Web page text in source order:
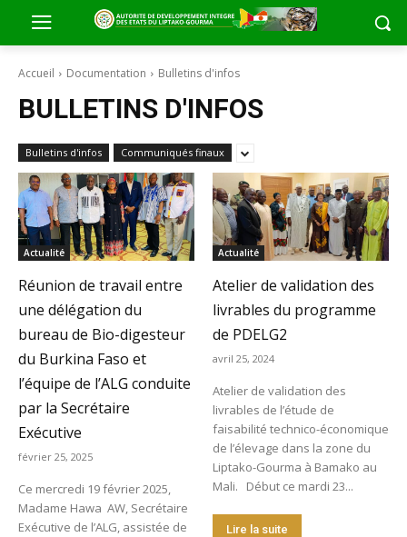
Accueil Documentation Bulletins d'infos
BULLETINS D'INFOS
Bulletins d'infos Communiqués finaux
Actualité
Réunion de travail entre
une délégation du
bureau de Bio-digesteur
du Burkina Faso et
l’équipe de l’ALG conduite
par la Secrétaire
Exécutive
février 25, 2025
Ce mercredi 19 février 2025,
Madame Hawa AW, Secrétaire
Exécutive de l’ALG, assistée de
Actualité
Atelier de validation des
livrables du programme
de PDELG2
avril 25, 2024
Atelier de validation des
livrables de l’étude de
faisabilité technico-économique
de l’élevage dans la zone du
Liptako-Gourma à Bamako au
Mali. Début ce mardi 23...
Lire la suite